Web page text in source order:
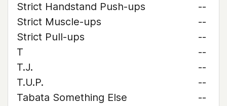
Strict Handstand Push-ups
--
Strict Muscle-ups
--
Strict Pull-ups
--
T
--
T.J.
--
T.U.P.
--
Tabata Something Else
--